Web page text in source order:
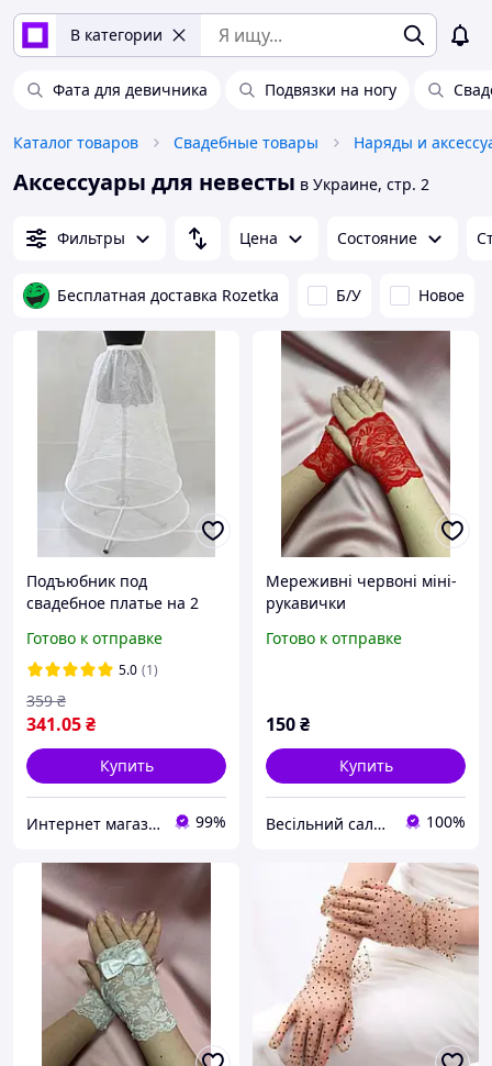
В категории
Фата для девичника Подвязки на ногу
Каталог товаров Свадебные товары Наряды и
Аксессуары для невесты в Украине, стр. 2
Фильтры Цена Состояние
Бесплатная доставка Rozetka Б/У Новое
Подъюбник под
свадебное платье на 2
криналин
Готово к отправке
5.0 (1)
341.05₴
359 ₴
Купить
Интернет магазин BLAGOY-ART 99%
Мереживні червоні міні-
рукавички
Готово к отправке
150₴
Купить
Весільний салон «Ніколь» 100%